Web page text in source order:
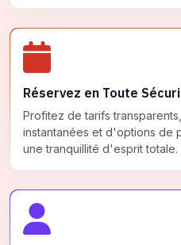
Réservez en Toute
Profitez de tarifs
instantanées et d'options de
une tranquillité d'esprit totale.